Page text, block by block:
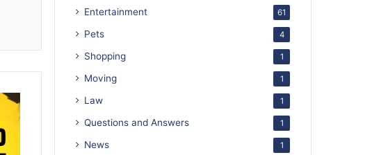
Entertainment 61
Pets 4
Shopping 1
Moving 1
Law 1
Questions and Answers 1
News 1